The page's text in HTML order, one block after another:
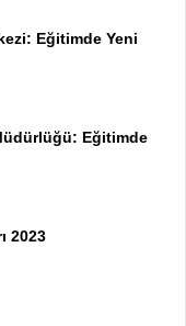
Eğitimde Yeni
Eğitimde
2023